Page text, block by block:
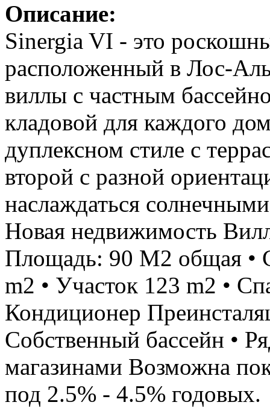
Описание:
Sinergia VI - это
расположенный в Лос-
виллы с частным
кладовой для каждого
дуплексном стиле с
второй с разной
наслаждаться
Новая недвижимость
Площадь: 90 M2 общая •
m2 • Участок 123 m2 •
Кондиционер
Собственный бассейн •
магазинами Возможна
под 2.5% - 4.5% годовых.